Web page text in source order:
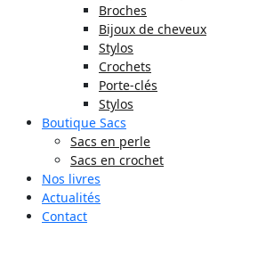
Broches
Bijoux de cheveux
Stylos
Crochets
Porte-clés
Stylos
Boutique Sacs
Sacs en perle
Sacs en crochet
Nos livres
Actualités
Contact